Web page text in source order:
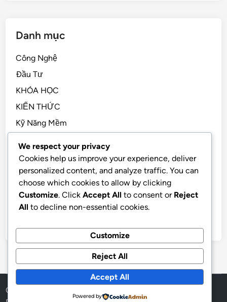
Danh mục
Công Nghệ
Đầu Tư
KHÓA HỌC
KIẾN THỨC
Kỹ Năng Mềm
Sách Hay
Tài Chính Cá Nhân
TẢN MẠN
Tiền Điện Tử
Copyright © 2026
We respect your privacy
Cookies help us improve your experience, deliver
personalized content, and analyze traffic. You can
choose which cookies to allow by clicking
Customize. Click Accept All to consent or Reject
All to decline non-essential cookies.
Customize
Reject All
Accept All
Powered by